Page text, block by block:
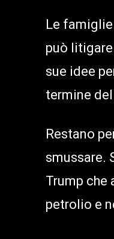
Le
può
sue idee
termine
Restano
smussare.
Trump che
petrolio e